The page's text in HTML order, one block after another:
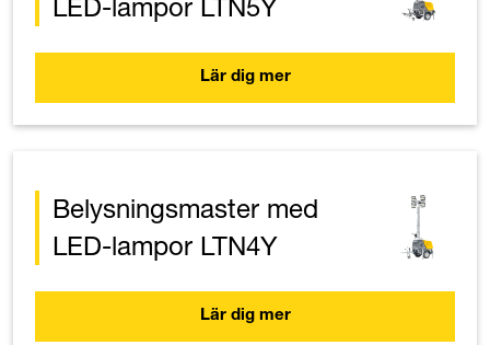
LED-lampor LTN5Y
Lär dig mer
Belysningsmaster med
LED-lampor LTN4Y
Lär dig mer